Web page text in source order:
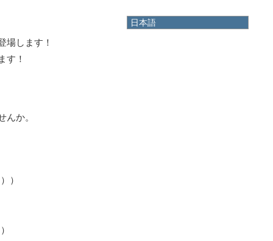
日本語
場します！
す！
か。
）